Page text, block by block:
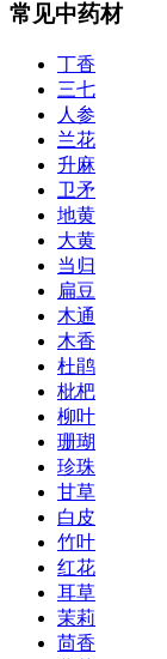
常见中药材
丁香
三七
人参
兰花
升麻
卫矛
地黄
大黄
当归
扁豆
木通
木香
杜鹃
枇杷
柳叶
珊瑚
珍珠
甘草
白皮
竹叶
红花
耳草
茉莉
茴香